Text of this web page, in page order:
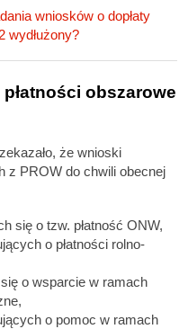
wniosków o dopłaty
wydłużony?
obszarowe
że wnioski
z PROW do chwili obecnej
się o tzw. płatność ONW,
o płatności rolno-
o wsparcie w ramach
o pomoc w ramach